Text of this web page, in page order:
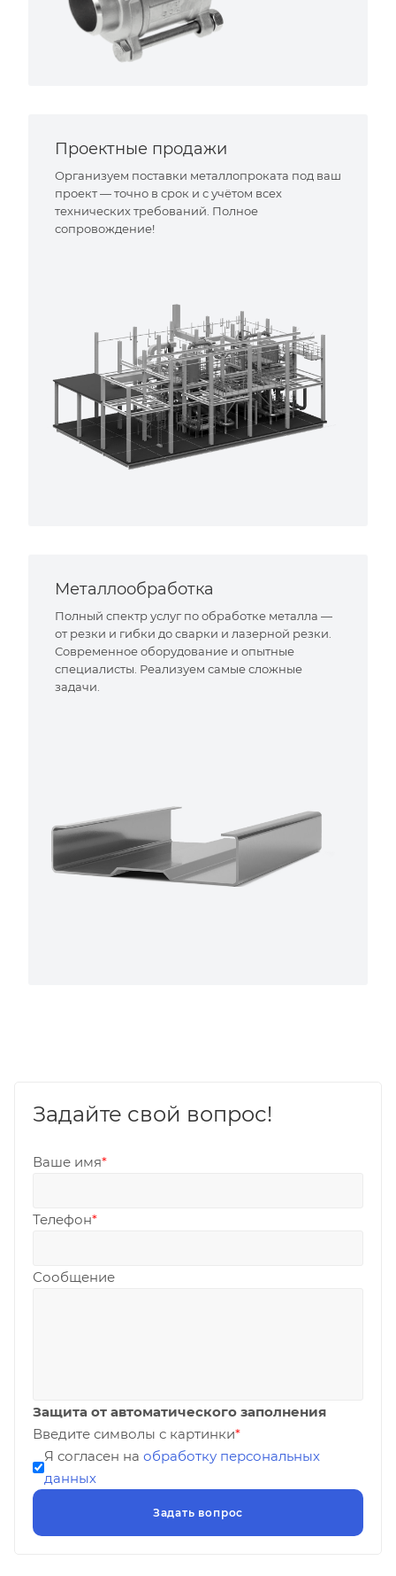
Проектные продажи
Организуем поставки металлопроката под ваш
проект — точно в срок и с учётом всех
технических требований. Полное
сопровождение!
Металлообработка
Полный спектр услуг по обработке металла —
от резки и гибки до сварки и лазерной резки.
Современное оборудование и опытные
специалисты. Реализуем самые сложные
задачи.
Задайте свой вопрос!
Ваше имя*
Телефон*
Сообщение
Защита от автоматического заполнения
Введите символы с картинки*
Я согласен на обработку персональных
данных